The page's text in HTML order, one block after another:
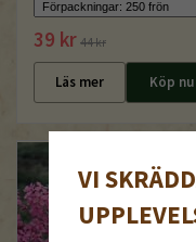
39 kr 44 kr
Läs mer Köp nu
VI